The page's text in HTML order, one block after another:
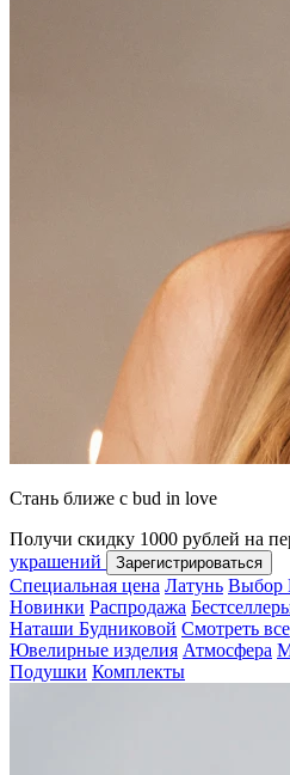
Стань ближе с bud in love
Получи скидку 1000 рублей на
украшений
Зарегистрироваться
Специальная цена Латунь Выбор
Новинки Распродажа
Наташи Будниковой Смотреть все
Ювелирные изделия Атмосфера
Подушки Комплекты